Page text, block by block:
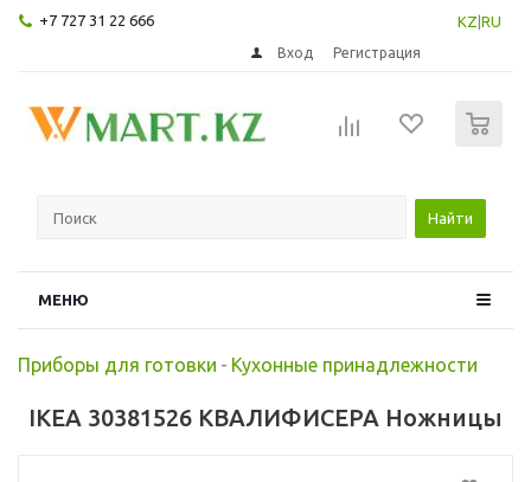
+7 727 31 22 666 KZ RU
Вход Регистрация
Найти
МЕНЮ
Приборы для готовки - Кухонные принадлежности
IKEA 30381526 КВАЛИФИСЕРА Ножницы